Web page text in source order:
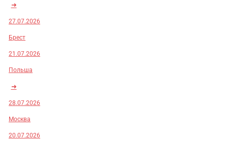
➜
27.07.2026
Брест
21.07.2026
Польша
➜
28.07.2026
Москва
20.07.2026